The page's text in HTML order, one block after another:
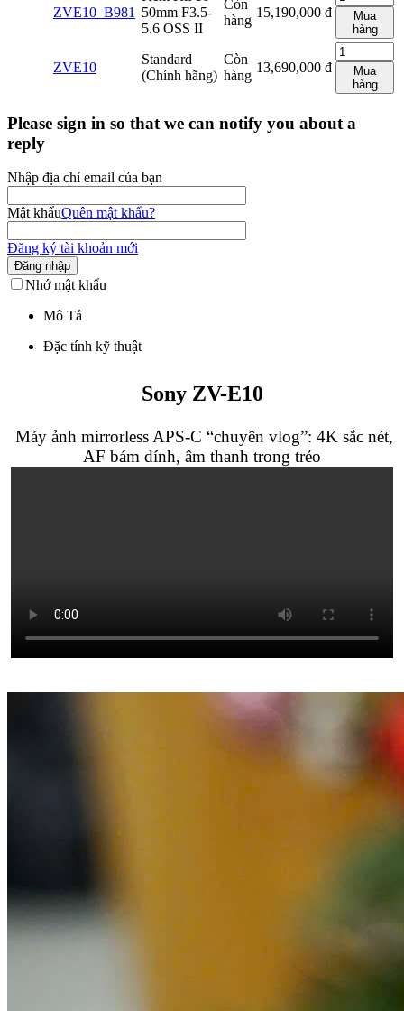
ZVE10_B981
50mm F3.5-
5.6 OSS II
Còn
hàng
15,190,000 đ
Mua
hàng
ZVE10
Standard
(Chính hãng)
Còn
hàng
13,690,000 đ
Mua
hàng
Please sign in so that we can notify you about a
reply
Nhập địa chỉ email của bạn
Mật khẩuQuên mật khẩu?
Đăng ký tài khoản mới
Đăng nhập
Nhớ mật khẩu
Mô Tả
Đặc tính kỹ thuật
Sony ZV-E10
Máy ảnh mirrorless APS-C “chuyên vlog”: 4K sắc nét,
AF bám dính, âm thanh trong trẻo